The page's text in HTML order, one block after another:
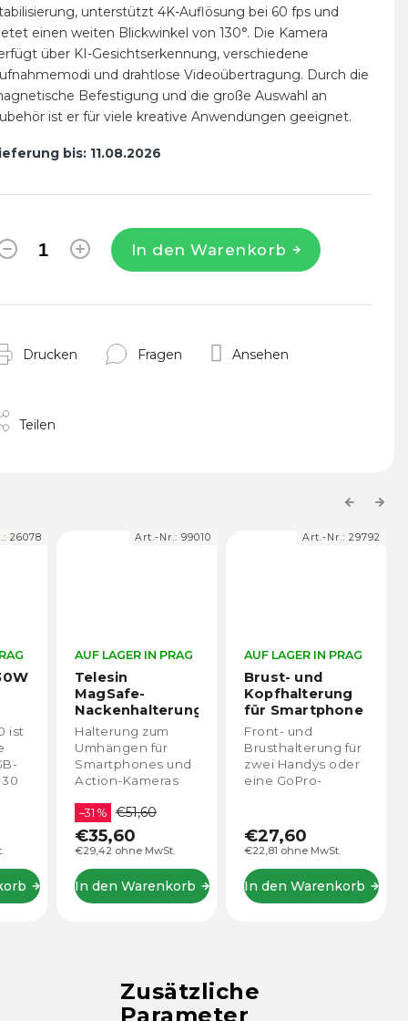
bis: 11.08.2026
In den Warenkorb
unterstützt 4K-Auflösung bei 60 fps und
einen weiten Blickwinkel von 130°. Die Kamera
über KI-Gesichtserkennung, verschiedene
und drahtlose Videoübertragung. Durch die
Befestigung und die große Auswahl an
ist er für viele kreative Anwendungen geeignet.
Drucken Fragen Ansehen
Teilen
Previous
99010
Brust- und
Kopfhalterung
für Smartphone
AUF LAGER IN PRAG
€22,81 ohne MwSt.
€27,60
In den Warenkorb
Front- und
Brusthalterung für
zwei Handys oder
eine GoPro-
POV-Aufnahmen.
Neigungspositionierung.
Art.-Nr.: 29792
Telesin
teleskopischer
Carbon-Selfie-
Stick für Action-
Kameras und
Smartphones
(25-116 cm)
AUF LAGER IN PRAG
€26,12 ohne MwSt.
€31,60
In den Warenkorb
Leichte und stabile
Teleskop-Selfie-
Stange Telesin aus
Carbon ist das
Panoramakameras.
Sie bietet eine
von 25–116 cm,
hohe...
Art.-Nr.: 25627
Next
Zusätzliche
Parameter